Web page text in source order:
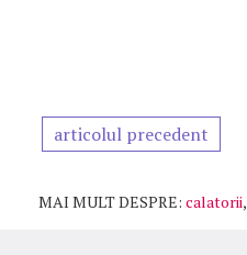
articolul precedent
MAI MULT DESPRE: calatorii,